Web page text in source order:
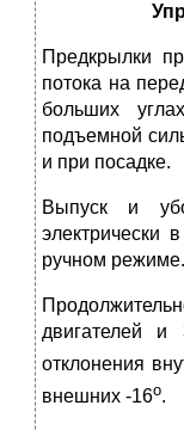
Предкрылки
потока на
больших
подъемной
и при посадке.
Выпуск и
электрически
ручном режиме.
двигателей и
отклонения
внешних -16о.